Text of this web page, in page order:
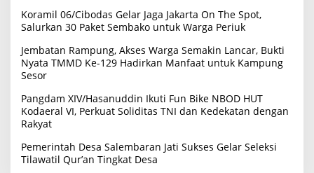
Koramil 06/Cibodas Gelar Jaga Jakarta On The Spot,
Salurkan 30 Paket Sembako untuk Warga Periuk
Jembatan Rampung, Akses Warga Semakin Lancar, Bukti
Nyata TMMD Ke-129 Hadirkan Manfaat untuk Kampung
Sesor
Pangdam XIV/Hasanuddin Ikuti Fun Bike NBOD HUT
Kodaeral VI, Perkuat Soliditas TNI dan Kedekatan dengan
Rakyat
Pemerintah Desa Salembaran Jati Sukses Gelar Seleksi
Tilawatil Qur’an Tingkat Desa